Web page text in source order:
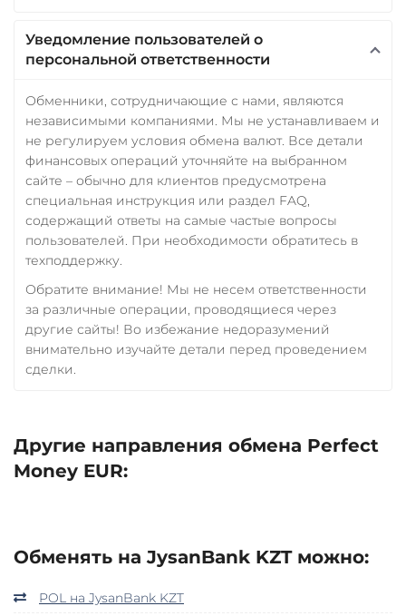
ERC20 AVAXC
BASE
CRO
RONIN
WhiteBit
USDT
Yearn.finance (YFI)
Zcash (ZEC)
Zilliqa (ZIL)
Уведомление пользователей о
персональной ответственности
Обменники, сотрудничающие с нами, являются
независимыми компаниями. Мы не устанавливаем и
не регулируем условия обмена валют. Все детали
финансовых операций уточняйте на выбранном
сайте – обычно для клиентов предусмотрена
специальная инструкция или раздел FAQ,
содержащий ответы на самые частые вопросы
пользователей. При необходимости обратитесь в
техподдержку.
Обратите внимание! Мы не несем ответственности
за различные операции, проводящиеся через
другие сайты! Во избежание недоразумений
внимательно изучайте детали перед проведением
сделки.
Другие направления обмена Perfect
Money EUR:
Обменять на JysanBank KZT можно:
POL на JysanBank KZT